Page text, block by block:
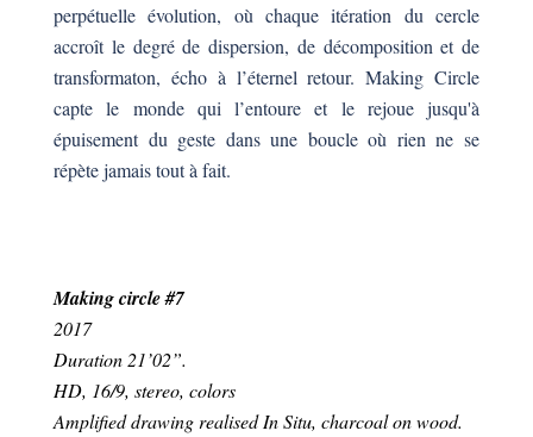
perpétuelle évolution, où chaque itération du cercle
accroît le degré de dispersion, de décomposition et de
transformaton, écho à l’éternel retour. Making Circle
capte le monde qui l’entoure et le rejoue jusqu'à
épuisement du geste dans une boucle où rien ne se
répète jamais tout à fait.
Making circle #7
2017
Duration 21’02”.
HD, 16/9, stereo, colors
Amplified drawing realised In Situ, charcoal on wood.